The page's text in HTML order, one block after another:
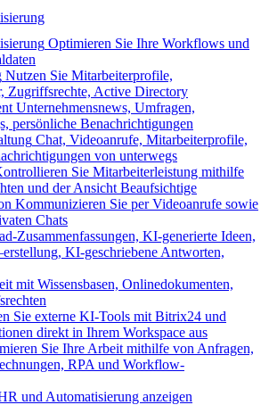
Optimieren Sie Ihre Workflows und
Nutzen Sie Mitarbeiterprofile,
Zugriffsrechte, Active Directory
Unternehmensnews, Umfragen,
persönliche Benachrichtigungen
Chat, Videoanrufe, Mitarbeiterprofile,
von unterwegs
Sie Mitarbeiterleistung mithilfe
und der Ansicht Beaufsichtige
Kommunizieren Sie per Videoanrufe sowie
Chats
Zusammenfassungen, KI-generierte Ideen,
KI-geschriebene Antworten,
mit Wissensbasen, Onlinedokumenten,
Sie externe KI-Tools mit Bitrix24 und
direkt in Ihrem Workspace aus
Sie Ihre Arbeit mithilfe von Anfragen,
RPA und Workflow-
und Automatisierung anzeigen